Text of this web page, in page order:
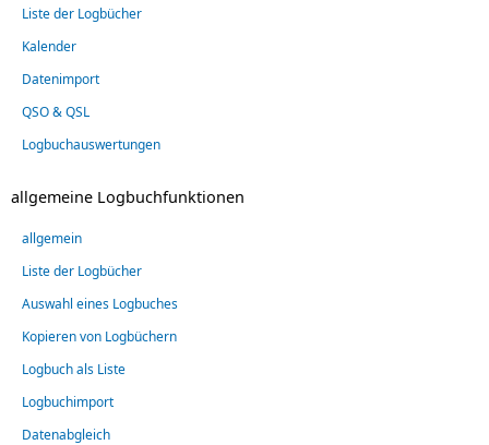
Liste der Logbücher
Kalender
Datenimport
QSO & QSL
Logbuchauswertungen
allgemeine Logbuchfunktionen
allgemein
Liste der Logbücher
Auswahl eines Logbuches
Kopieren von Logbüchern
Logbuch als Liste
Logbuchimport
Datenabgleich